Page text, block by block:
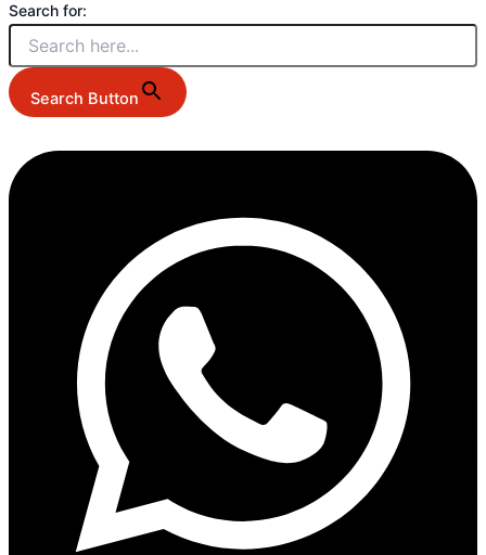
Search for:
Search Button